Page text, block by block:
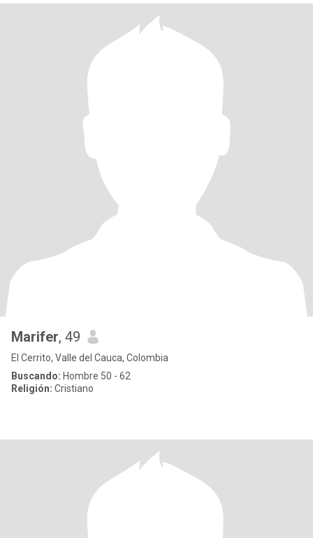
Marifer, 49
El Cerrito, Valle del Cauca, Colombia
Buscando: Hombre 50 - 62
Religión: Cristiano